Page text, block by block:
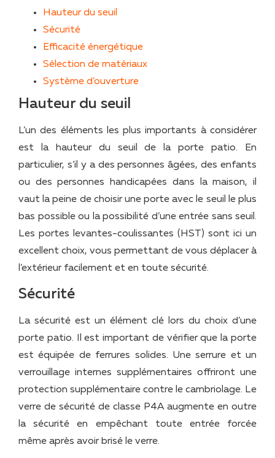
Hauteur du seuil
Sécurité
Efficacité énergétique
Sélection de matériaux
Système d’ouverture
Hauteur du seuil
L’un des éléments les plus importants à considérer
est la hauteur du seuil de la porte patio. En
particulier, s’il y a des personnes âgées, des enfants
ou des personnes handicapées dans la maison, il
vaut la peine de choisir une porte avec le seuil le plus
bas possible ou la possibilité d’une entrée sans seuil.
Les portes levantes-coulissantes (HST) sont ici un
excellent choix, vous permettant de vous déplacer à
l’extérieur facilement et en toute sécurité.
Sécurité
La sécurité est un élément clé lors du choix d’une
porte patio. Il est important de vérifier que la porte
est équipée de ferrures solides. Une serrure et un
verrouillage internes supplémentaires offriront une
protection supplémentaire contre le cambriolage. Le
verre de sécurité de classe P4A augmente en outre
la sécurité en empêchant toute entrée forcée
même après avoir brisé le verre.